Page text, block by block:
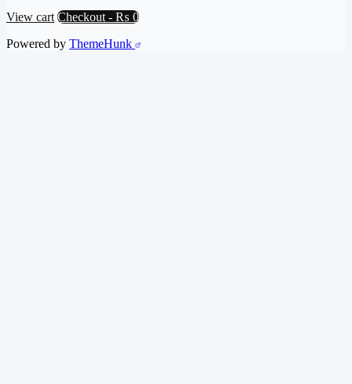
View cart Checkout - ₨ 0
Powered by ThemeHunk